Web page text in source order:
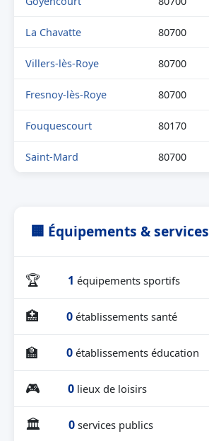
La Chavatte 80700
Villers-lès-Roye 80700
Fresnoy-lès-Roye 80700
Fouquescourt 80170
Saint-Mard 80700
🏢 Équipements & services
🏆 1 équipements sportifs
🏥 0 établissements santé
🏫 0 établissements éducation
🎮 0 lieux de loisirs
🏛 0 services publics